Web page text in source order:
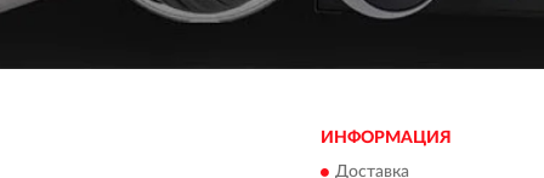
ИНФОРМАЦИЯ
Доставка